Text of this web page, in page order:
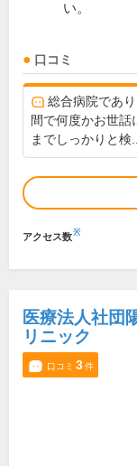
い。
口コミ
総合病院であ
間で何度かお世話
までしっかりと検...
アクセス数※
医療法人社団
リニック
口コミ 3件